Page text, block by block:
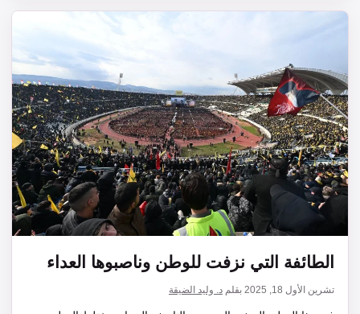
الطائفة التي نزفت للوطن وناصبوها العداء
تشرين الأول 18, 2025 بقلم د. وليد الضيقة